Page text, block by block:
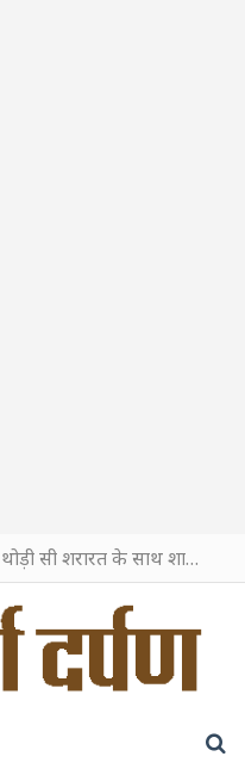
टिफिन में जोड़ी खुशी, आनंद और थोड़ी सी शरारत के साथ शाहरुख खान ने टिफिन बॉक्स को दी हैप्पी एंडिंग